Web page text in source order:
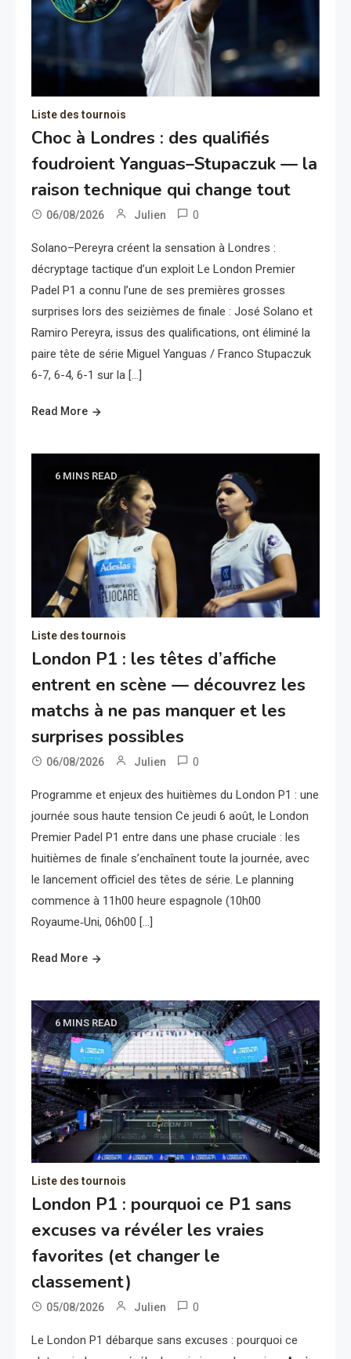
Liste des tournois
Choc à Londres : des qualifiés
foudroient Yanguas–Stupaczuk — la
raison technique qui change tout
06/08/2026 Julien 0
Solano–Pereyra créent la sensation à Londres :
décryptage tactique d’un exploit Le London Premier
Padel P1 a connu l’une de ses premières grosses
surprises lors des seizièmes de finale : José Solano et
Ramiro Pereyra, issus des qualifications, ont éliminé la
paire tête de série Miguel Yanguas / Franco Stupaczuk
6-7, 6-4, 6-1 sur la […]
Read More
6 MINS READ
Liste des tournois
London P1 : les têtes d’affiche
entrent en scène — découvrez les
matchs à ne pas manquer et les
surprises possibles
06/08/2026 Julien 0
Programme et enjeux des huitièmes du London P1 : une
journée sous haute tension Ce jeudi 6 août, le London
Premier Padel P1 entre dans une phase cruciale : les
huitièmes de finale s’enchaînent toute la journée, avec
le lancement officiel des têtes de série. Le planning
commence à 11h00 heure espagnole (10h00
Royaume‑Uni, 06h00 […]
Read More
6 MINS READ
Liste des tournois
London P1 : pourquoi ce P1 sans
excuses va révéler les vraies
favorites (et changer le
classement)
05/08/2026 Julien 0
Le London P1 débarque sans excuses : pourquoi ce